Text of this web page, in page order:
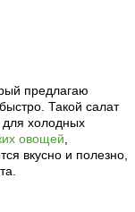
предлагаю
Такой салат
для холодных
овощей,
вкусно и полезно,